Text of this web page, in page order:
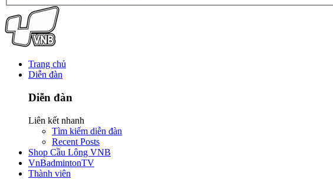
Trang chủ
Diễn đàn
Diễn đàn
Liên kết nhanh
Tìm kiếm diễn đàn
Recent Posts
Shop Cầu Lông VNB
VnBadmintonTV
Thành viên